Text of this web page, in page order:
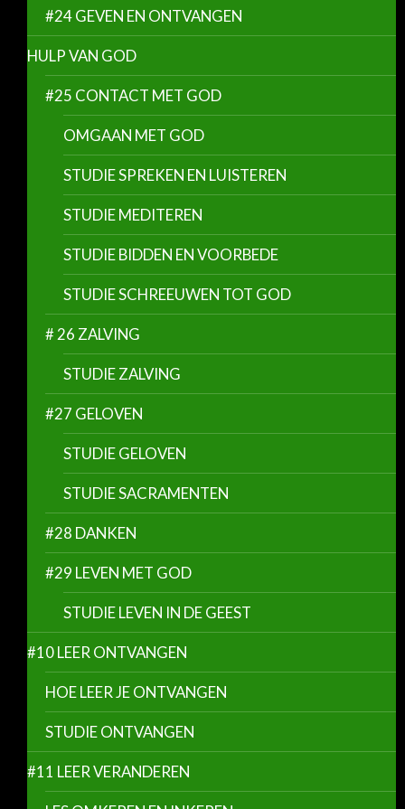
#24 GEVEN EN ONTVANGEN
HULP VAN GOD
#25 CONTACT MET GOD
OMGAAN MET GOD
STUDIE SPREKEN EN LUISTEREN
STUDIE MEDITEREN
STUDIE BIDDEN EN VOORBEDE
STUDIE SCHREEUWEN TOT GOD
# 26 ZALVING
STUDIE ZALVING
#27 GELOVEN
STUDIE GELOVEN
STUDIE SACRAMENTEN
#28 DANKEN
#29 LEVEN MET GOD
STUDIE LEVEN IN DE GEEST
#10 LEER ONTVANGEN
HOE LEER JE ONTVANGEN
STUDIE ONTVANGEN
#11 LEER VERANDEREN